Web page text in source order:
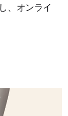
、オンライ